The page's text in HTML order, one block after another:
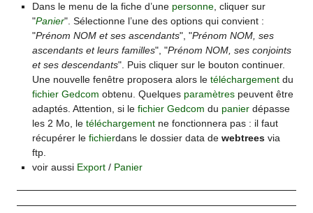
Dans le menu de la fiche d’une personne, cliquer sur
"Panier". Sélectionne l’une des options qui convient :
"Prénom NOM et ses ascendants", "Prénom NOM, ses
ascendants et leurs familles", "Prénom NOM, ses conjoints
et ses descendants". Puis cliquer sur le bouton continuer.
Une nouvelle fenêtre proposera alors le téléchargementdu
fichier Gedcom obtenu. Quelques paramètrespeuvent être
adaptés. Attention, si le fichier Gedcom du panierdépasse
les 2 Mo, le téléchargementne fonctionnera pas : il faut
récupérer le fichierdans le dossier data de webtreesvia
ftp.
voir aussi Export/ Panier